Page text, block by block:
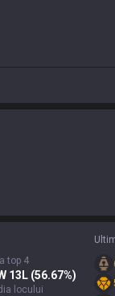
top 4
13 L (56.67%)
locului